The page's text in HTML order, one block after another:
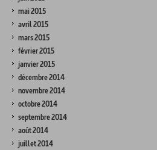
mai 2015
avril 2015
mars 2015
février 2015
janvier 2015
décembre 2014
novembre 2014
octobre 2014
septembre 2014
août 2014
juillet 2014